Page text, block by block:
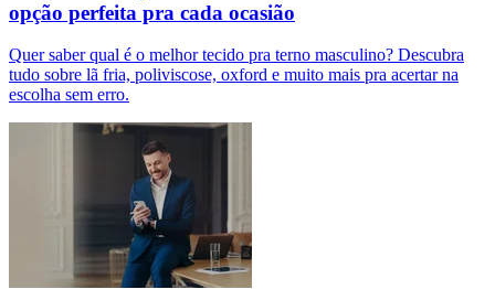
opção perfeita pra cada ocasião
Quer saber qual é o melhor tecido pra terno masculino? Descubra
tudo sobre lã fria, poliviscose, oxford e muito mais pra acertar na
escolha sem erro.